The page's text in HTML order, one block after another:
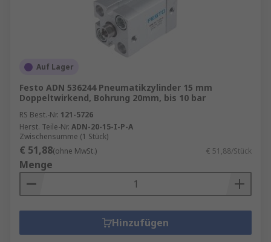
Auf Lager
Festo ADN 536244 Pneumatikzylinder 15 mm
Doppeltwirkend, Bohrung 20mm, bis 10 bar
RS Best.-Nr. 121-5726
Herst. Teile-Nr. ADN-20-15-I-P-A
Zwischensumme (1 Stück)
€ 51,88(ohne MwSt.) € 51,88/Stück
Menge
Hinzufügen